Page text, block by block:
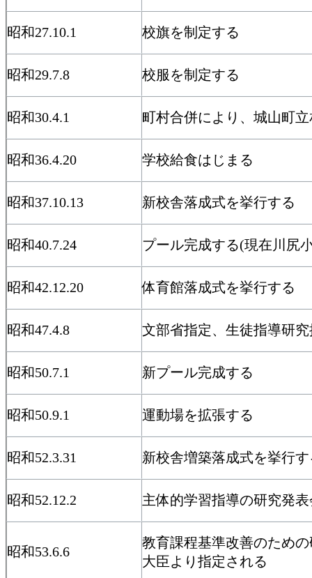
昭和27.10.1 校旗を制定する
昭和29.7.8 校服を制定する
昭和30.4.1 町村合併により、城山町
昭和36.4.20 学校給食はじまる
昭和37.10.13 新校舎落成式を挙行する
昭和40.7.24 プール完成する(現在川尻
昭和42.12.20 体育館落成式を挙行する
昭和47.4.8 文部省指定、生徒指導研
昭和50.7.1 新プール完成する
昭和50.9.1 運動場を拡張する
昭和52.3.31 新校舎増築落成式を挙行す
昭和52.12.2 主体的学習指導の研究発
昭和53.6.6
教育課程基準改善のため
大臣より指定される